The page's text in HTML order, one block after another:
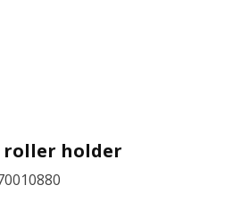
roller holder